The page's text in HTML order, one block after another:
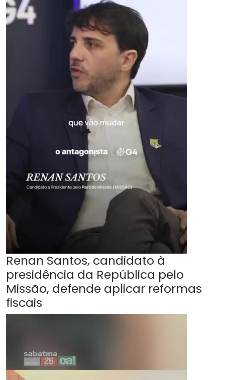
Renan Santos, candidato à
presidência da República pelo
Missão, defende aplicar reformas
fiscais